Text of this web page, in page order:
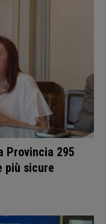
Provincia 295
più sicure